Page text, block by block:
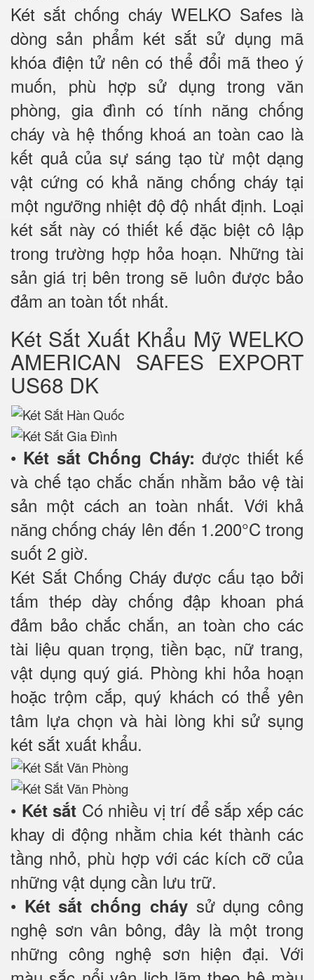
Két sắt chống cháy WELKO Safes là
dòng sản phẩm két sắt sử dụng mã
khóa điện tử nên có thể đổi mã theo ý
muốn, phù hợp sử dụng trong văn
phòng, gia đình có tính năng chống
cháy và hệ thống khoá an toàn cao là
kết quả của sự sáng tạo từ một dạng
vật cứng có khả năng chống cháy tại
một ngưỡng nhiệt độ độ nhất định. Loại
két sắt này có thiết kế đặc biệt cô lập
trong trường hợp hỏa hoạn. Những tài
sản giá trị bên trong sẽ luôn được bảo
đảm an toàn tốt nhất.
Két Sắt Xuất Khẩu Mỹ WELKO
AMERICAN SAFES EXPORT
US68 DK
• Két sắt Chống Cháy: được thiết kế
và chế tạo chắc chắn nhằm bảo vệ tài
sản một cách an toàn nhất. Với khả
năng chống cháy lên đến 1.200°C trong
suốt 2 giờ.
Két Sắt Chống Cháy được cấu tạo bởi
tấm thép dày chống đập khoan phá
đảm bảo chắc chắn, an toàn cho các
tài liệu quan trọng, tiền bạc, nữ trang,
vật dụng quý giá. Phòng khi hỏa hoạn
hoặc trộm cắp, quý khách có thể yên
tâm lựa chọn và hài lòng khi sử sụng
két sắt xuất khẩu.
• Két sắt Có nhiều vị trí để sắp xếp các
khay di động nhằm chia két thành các
tầng nhỏ, phù hợp với các kích cỡ của
những vật dụng cần lưu trữ.
• Két sắt chống cháysử dụng công
nghệ sơn vân bông, đây là một trong
những công nghệ sơn hiện đại. Với